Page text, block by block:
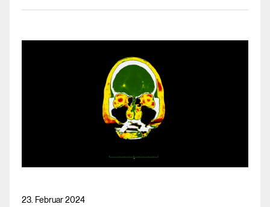
23. Februar 2024